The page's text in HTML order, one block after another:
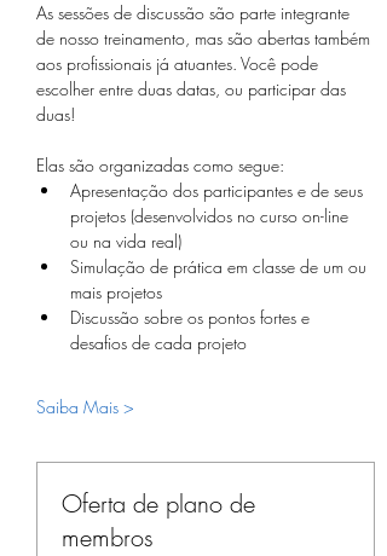
As sessões de discussão são parte integrante
de nosso treinamento, mas são abertas também
aos profissionais já atuantes. Você pode
escolher entre duas datas, ou participar das
duas!
Elas são organizadas como segue:
Apresentação dos participantes e de seus
projetos (desenvolvidos no curso on-line
ou na vida real)
Simulação de prática em classe de um ou
mais projetos
Discussão sobre os pontos fortes e
desafios de cada projeto
Saiba Mais >
Oferta de plano de
membros